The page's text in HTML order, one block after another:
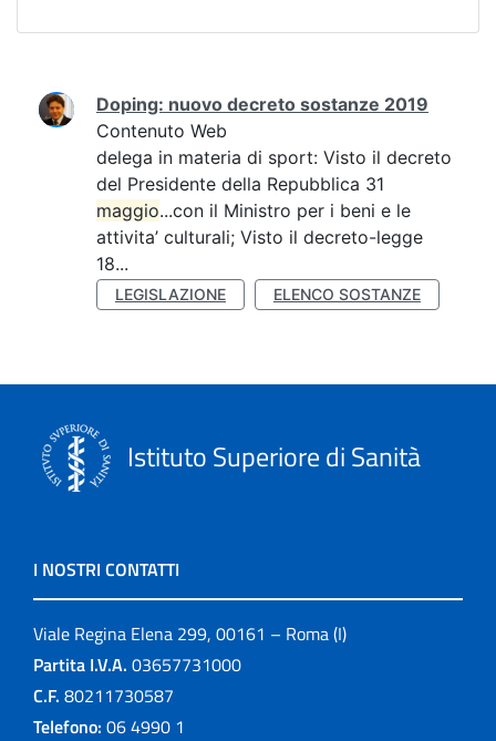
Ricerca
Doping: nuovo decreto sostanze 2019
Contenuto Web
delega in materia di sport: Visto il decreto
del Presidente della Repubblica 31
maggio...con il Ministro per i beni e le
attivita’ culturali; Visto il decreto-legge
18...
LEGISLAZIONE ELENCO SOSTANZE
Istituto Superiore di Sanità
I NOSTRI CONTATTI
Viale Regina Elena 299, 00161 – Roma (I)
Partita I.V.A. 03657731000
C.F. 80211730587
Telefono: 06 4990 1